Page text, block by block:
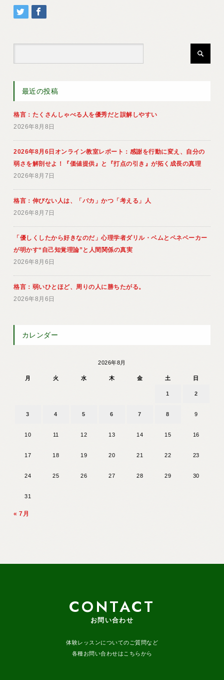
最近の投稿
格言：たくさんしゃべる人を優秀だと誤解しやすい
2026年8月8日
2026年8月6日オンライン教室レポート：感謝を行動に変え、自分の
弱さを解剖せよ！『価値提供』と『打点の引き』が拓く成長の真理
2026年8月7日
格言：伸びない人は、「バカ」かつ「考える」人
2026年8月7日
「優しくしたから好きなのだ」心理学者ダリル・ベムとペネベーカー
が明かす“自己知覚理論”と人間関係の真実
2026年8月6日
格言：弱いひとほど、周りの人に勝ちたがる。
2026年8月6日
カレンダー
2026年8月
月 火 水 木 金 土 日
1 2
3 4 5 6 7 8 9
10 11 12 13 14 15 16
17 18 19 20 21 22 23
24 25 26 27 28 29 30
31
« 7月
CONTACT
お問い合わせ
体験レッスンについてのご質問など
各種お問い合わせはこちらから